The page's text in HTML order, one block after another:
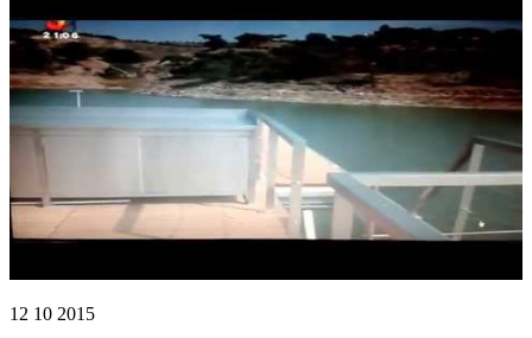
12 10 2015